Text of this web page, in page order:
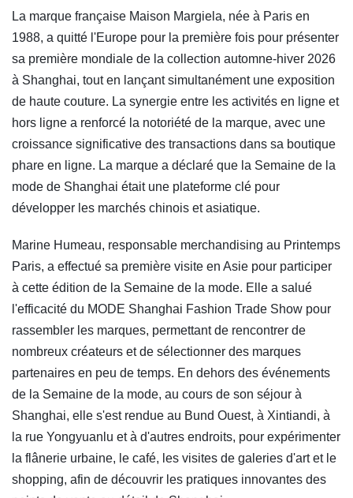
La marque française Maison Margiela, née à Paris en
1988, a quitté l'Europe pour la première fois pour présenter
sa première mondiale de la collection automne-hiver 2026
à Shanghai, tout en lançant simultanément une exposition
de haute couture. La synergie entre les activités en ligne et
hors ligne a renforcé la notoriété de la marque, avec une
croissance significative des transactions dans sa boutique
phare en ligne. La marque a déclaré que la Semaine de la
mode de Shanghai était une plateforme clé pour
développer les marchés chinois et asiatique.
Marine Humeau, responsable merchandising au Printemps
Paris, a effectué sa première visite en Asie pour participer
à cette édition de la Semaine de la mode. Elle a salué
l'efficacité du MODE Shanghai Fashion Trade Show pour
rassembler les marques, permettant de rencontrer de
nombreux créateurs et de sélectionner des marques
partenaires en peu de temps. En dehors des événements
de la Semaine de la mode, au cours de son séjour à
Shanghai, elle s'est rendue au Bund Ouest, à Xintiandi, à
la rue Yongyuanlu et à d'autres endroits, pour expérimenter
la flânerie urbaine, le café, les visites de galeries d'art et le
shopping, afin de découvrir les pratiques innovantes des